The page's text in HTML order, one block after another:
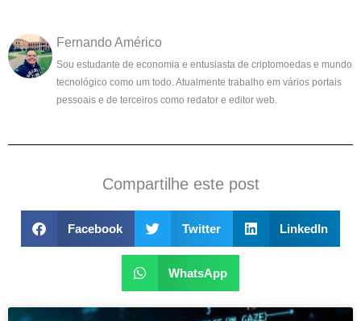
Fernando Américo
Sou estudante de economia e entusiasta de criptomoedas e mundo
tecnológico como um todo. Atualmente trabalho em vários portais
pessoais e de terceiros como redator e editor web.
Compartilhe este post
Facebook Twitter LinkedIn
WhatsApp